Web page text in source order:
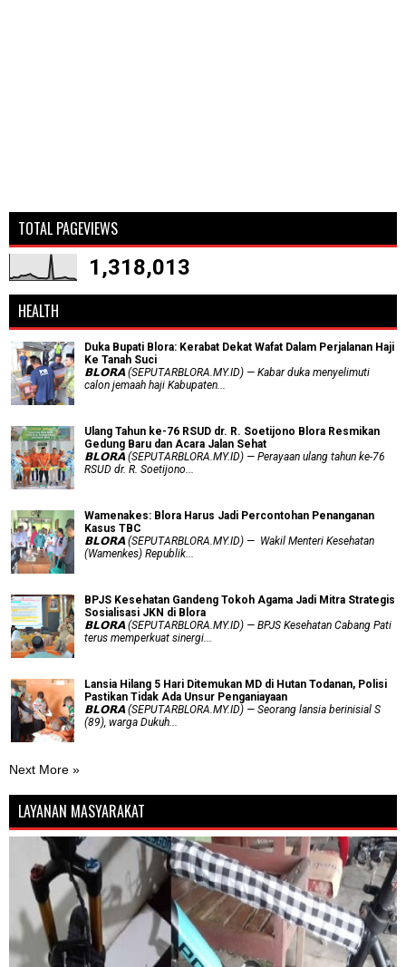
TOTAL PAGEVIEWS
1,318,013
HEALTH
Duka Bupati Blora: Kerabat Dekat Wafat Dalam Perjalanan Haji
Ke Tanah Suci
𝗕𝗟𝗢𝗥𝗔 (SEPUTARBLORA.MY.ID) — Kabar duka menyelimuti
calon jemaah haji Kabupaten...
Ulang Tahun ke-76 RSUD dr. R. Soetijono Blora Resmikan
Gedung Baru dan Acara Jalan Sehat
𝗕𝗟𝗢𝗥𝗔 (SEPUTARBLORA.MY.ID) — Perayaan ulang tahun ke-76
RSUD dr. R. Soetijono...
Wamenakes: Blora Harus Jadi Percontohan Penanganan
Kasus TBC
𝗕𝗟𝗢𝗥𝗔 (SEPUTARBLORA.MY.ID) — Wakil Menteri Kesehatan
(Wamenkes) Republik...
BPJS Kesehatan Gandeng Tokoh Agama Jadi Mitra Strategis
Sosialisasi JKN di Blora
𝗕𝗟𝗢𝗥𝗔 (SEPUTARBLORA.MY.ID) — BPJS Kesehatan Cabang Pati
terus memperkuat sinergi...
Lansia Hilang 5 Hari Ditemukan MD di Hutan Todanan, Polisi
Pastikan Tidak Ada Unsur Penganiayaan
𝗕𝗟𝗢𝗥𝗔 (SEPUTARBLORA.MY.ID) — Seorang lansia berinisial S
(89), warga Dukuh...
Next More »
LAYANAN MASYARAKAT